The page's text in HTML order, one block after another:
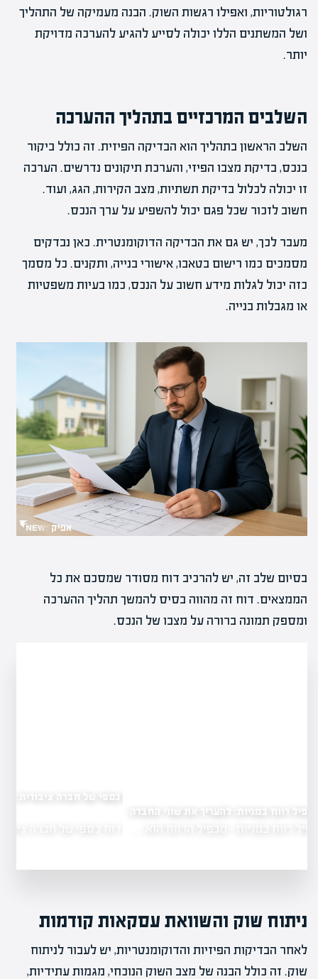
רגולטוריות, ואפילו רגשות השוק. הבנה מעמיקה של התהליך
ושל המשתנים הללו יכולה לסייע להגיע להערכה מדויקת
יותר.
השלבים המרכזיים בתהליך ההערכה
השלב הראשון בתהליך הוא הבדיקה הפיזית. זה כולל ביקור
בנכס, בדיקת מצבו הפיזי, והערכת תיקונים נדרשים. הערכה
זו יכולה לכלול בדיקת תשתיות, מצב הקירות, הגג, ועוד.
חשוב לזכור שכל פגם יכול להשפיע על ערך הנכס.
מעבר לכך, יש גם את הבדיקה הדוקומנטרית. כאן נבדקים
מסמכים כמו רישום בטאבו, אישורי בנייה, ותקנים. כל מסמך
כזה יכול לגלות מידע חשוב על הנכס, כמו בעיות משפטיות
או מגבלות בנייה.
בסיום שלב זה, יש להרכיב דוח מסודר שמסכם את כל
הממצאים. דוח זה מהווה בסיס להמשך תהליך ההערכה
ומספק תמונה ברורה על מצבו של הנכס.
את שווי החברה
מה זה דוח כספי של חברה ציבורית: להבין את הנתונים
הכלכליים
ניתוח שוק והשוואת עסקאות קודמות
לאחר הבדיקות הפיזיות והדוקומנטריות, יש לעבור לניתוח
שוק. זה כולל הבנה של מצב השוק הנוכחי, מגמות עתידיות,